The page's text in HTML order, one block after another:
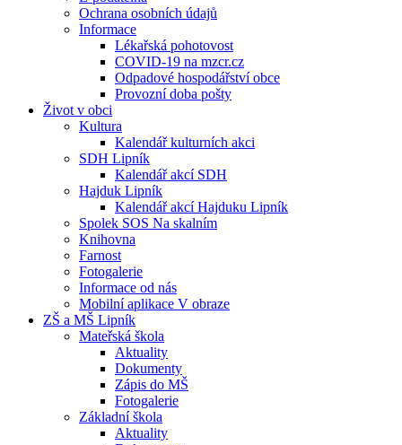
Ochrana osobních údajů
Informace
Lékařská pohotovost
COVID-19 na mzcr.cz
Odpadové hospodářství obce
Provozní doba pošty
Život v obci
Kultura
Kalendář kulturních akci
SDH Lipník
Kalendář akcí SDH
Hajduk Lipník
Kalendář akcí Hajduku Lipník
Spolek SOS Na skalním
Knihovna
Farnost
Fotogalerie
Informace od nás
Mobilní aplikace V obraze
ZŠ a MŠ Lipník
Mateřská škola
Aktuality
Dokumenty
Zápis do MŠ
Fotogalerie
Základní škola
Aktuality